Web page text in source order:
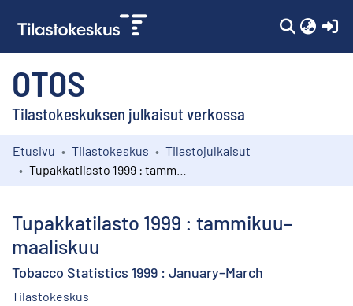
OTOS
Tilastokeskuksen julkaisut verkossa
Kokoelmat
Etusivu Tilastokeskus
Tilastojulkaisut
Tupakkatilasto 1999 : tammikuu–
maaliskuu
Tobacco Statistics 1999 : January–March
Tilastokeskus